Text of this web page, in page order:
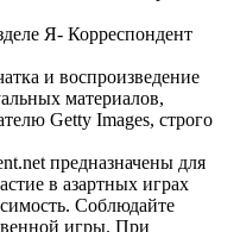
Я- Корреспондент
и воспроизведение
материалов,
Getty Images, строго
предназначены для
в азартных играх
Соблюдайте
игры. При